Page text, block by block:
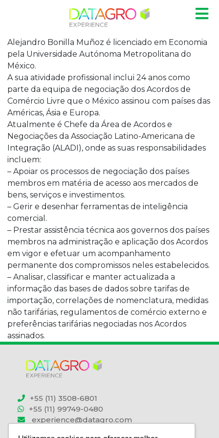
Alejandro Bonilla Muñoz é licenciado em Economia
pela Universidade Autónoma Metropolitana do
México.
A sua atividade profissional inclui 24 anos como
parte da equipa de negociação dos Acordos de
Comércio Livre que o México assinou com países das
Américas, Ásia e Europa.
Atualmente é Chefe da Área de Acordos e
Negociações da Associação Latino-Americana de
Integração (ALADI), onde as suas responsabilidades
incluem:
– Apoiar os processos de negociação dos países
membros em matéria de acesso aos mercados de
bens, serviços e investimentos.
– Gerir e desenhar ferramentas de inteligência
comercial.
– Prestar assistência técnica aos governos dos países
membros na administração e aplicação dos Acordos
em vigor e efetuar um acompanhamento
permanente dos compromissos neles estabelecidos.
– Analisar, classificar e manter actualizada a
informação das bases de dados sobre tarifas de
importação, correlações de nomenclatura, medidas
não tarifárias, regulamentos de comércio externo e
preferências tarifárias negociadas nos Acordos
assinados.
+55 (11) 3508-6801
+55 (11) 99749-0480
experience@datagro.com